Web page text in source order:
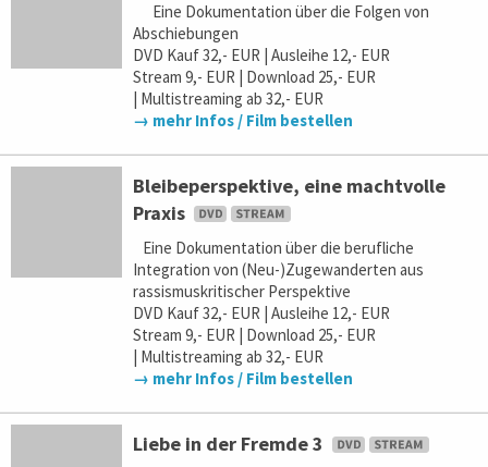
Eine Dokumentation über die Folgen von
Abschiebungen
DVD Kauf 32,- EUR | Ausleihe 12,- EUR
Stream 9,- EUR | Download 25,- EUR
| Multistreaming ab 32,- EUR
→ mehr Infos / Film bestellen
Bleibeperspektive, eine machtvolle
Praxis
Eine Dokumentation über die berufliche
Integration von (Neu-)Zugewanderten aus
rassismuskritischer Perspektive
DVD Kauf 32,- EUR | Ausleihe 12,- EUR
Stream 9,- EUR | Download 25,- EUR
| Multistreaming ab 32,- EUR
→ mehr Infos / Film bestellen
Liebe in der Fremde 3